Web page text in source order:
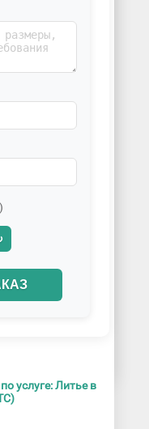
услуге: Литье в